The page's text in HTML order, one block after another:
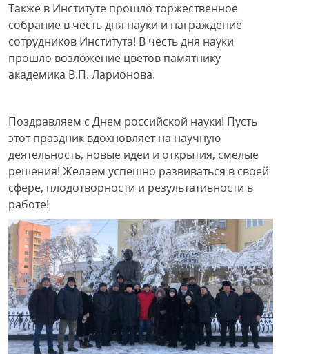
Также в Институте прошло торжественное
собрание в честь дня науки и награждение
сотрудников Института! В честь дня науки
прошло возложение цветов памятнику
академика В.П. Ларионова.
Поздравляем с Днем российской науки! Пусть
этот праздник вдохновляет на научную
деятельность, новые идеи и открытия, смелые
решения! Желаем успешно развиваться в своей
сфере, плодотворности и результативности в
работе!